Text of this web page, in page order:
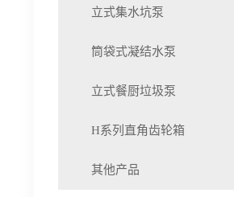
立式集水坑泵
筒袋式凝结水泵
立式餐厨垃圾泵
H系列直角齿轮箱
其他产品